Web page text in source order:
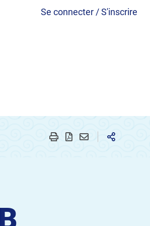
Se connecter / S'inscrire